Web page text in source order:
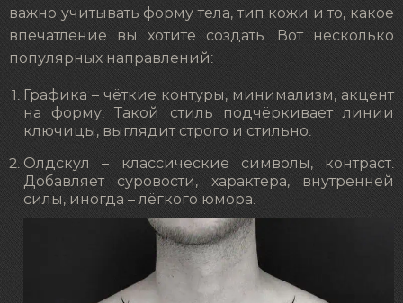
важно учитывать форму тела, тип кожи и то, какое
впечатление вы хотите создать. Вот несколько
популярных направлений:
Графика – чёткие контуры, минимализм, акцент
на форму. Такой стиль подчёркивает линии
ключицы, выглядит строго и стильно.
Олдскул – классические символы, контраст.
Добавляет суровости, характера, внутренней
силы, иногда – лёгкого юмора.